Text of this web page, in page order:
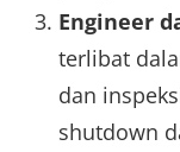
Engineer
terlibat
dan
shutdown